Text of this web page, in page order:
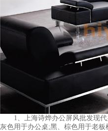
1、 上海诗烨办公屏风批发现
灰色用于办公桌;黑、棕色用于老